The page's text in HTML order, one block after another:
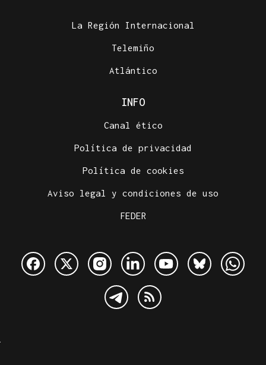
La Región Internacional
Telemiño
Atlántico
INFO
Canal ético
Política de privacidad
Política de cookies
Aviso legal y condiciones de uso
FEDER